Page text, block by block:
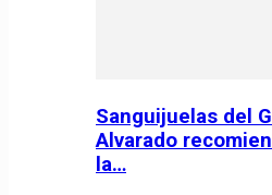
Sanguijuelas del
Alvarado
la…